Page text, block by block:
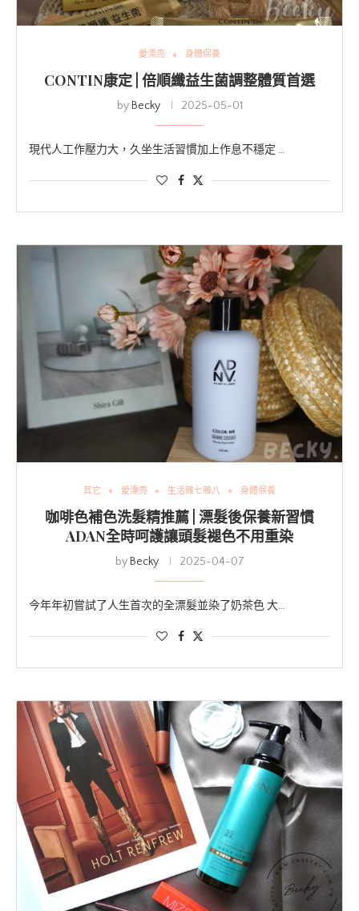
愛漂亮 身體保養
CONTIN康定 | 倍順纖益生菌調整體質首選
by Becky 2025-05-01
現代人工作壓力大，久坐生活習慣加上作息不穩定 …
其它 愛漂亮 生活雜七雜八 身體保養
咖啡色補色洗髮精推薦 | 漂髮後保養新習慣
ADAN全時呵護讓頭髮褪色不用重染
by Becky 2025-04-07
今年年初嘗試了人生首次的全漂髮並染了奶茶色 大…